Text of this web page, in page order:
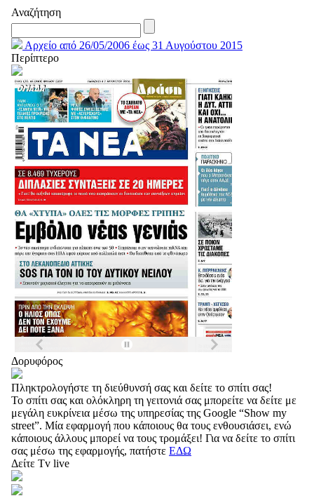
Αναζήτηση
Αρχείο από 26/05/2006 έως 31 Αυγούστου 2015
Περίπτερο
Δορυφόρος
Πληκτρολογήστε τη διεύθυνσή σας και δείτε το σπίτι σας!
Το σπίτι σας και ολόκληρη τη γειτονιά σας μπορείτε να δείτε με
μεγάλη ευκρίνεια μέσω της υπηρεσίας της Google “Show my
street”. Μία εφαρμογή που κάποιους θα τους ενθουσιάσει, ενώ
κάποιους άλλους μπορεί να τους τρομάξει! Για να δείτε το σπίτι
σας μέσω της εφαρμογής, πατήστε ΕΔΩ
Δείτε Tv live